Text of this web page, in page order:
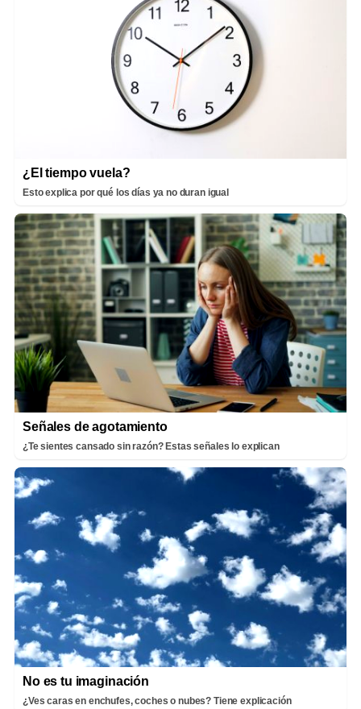
¿El tiempo vuela?
Esto explica por qué los días ya no duran igual
Señales de agotamiento
¿Te sientes cansado sin razón? Estas señales lo explican
No es tu imaginación
¿Ves caras en enchufes, coches o nubes? Tiene explicación